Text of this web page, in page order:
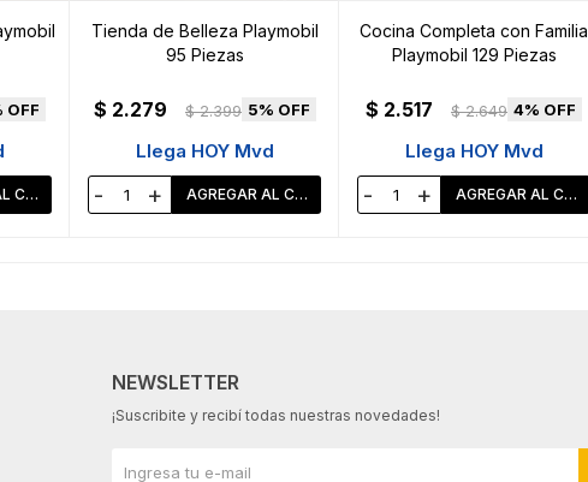
Tienda de Belleza Playmobil
95 Piezas
$ 2.279 $ 2.399 5
Llega HOY Mvd
- +
Cocina Completa con Familia
Playmobil 129 Piezas
$ 2.517 $ 2.649 4
Llega HOY Mvd
- +
NEWSLETTER
¡Suscribite y recibí todas nuestras novedades!